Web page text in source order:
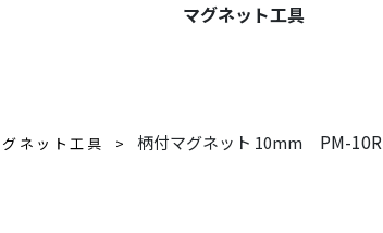
マグネット工具
ネット工具 柄付マグネット 10mm PM-10R